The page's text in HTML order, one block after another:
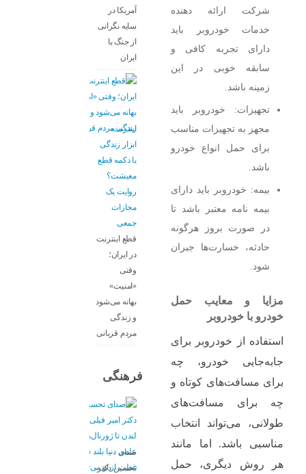
شرکت ارائه دهنده
خدمات خودروبر باید
دارای تجربه کافی و
سابقه خوبی در این
زمینه باشد.
تجهیزات: خودروبر باید
مجهز به تجهیزات مناسب
برای حمل انواع خودرو
باشد.
بیمه: خودروبر باید دارای
بیمه نامه معتبر باشد تا
در صورت بروز هرگونه
حادثه، خسارت‌ها جبران
شود.
مزایا و معایب حمل
خودرو با خودروبر
استفاده از خودروبر برای
جابه‌جایی خودرو، چه
برای مسافت‌های کوتاه و
چه برای مسافت‌های
طولانی، می‌تواند انتخاب
مناسبی باشد. اما مانند
هر روش دیگری، حمل
آمریکا در
سایه نگرانی
از جنگ با
ایران
اینترنت،
ابزار زندگی
یا دکمه قطع
معیشت؟
روایت یک
مجازات
جمعی
قطع اینترنت
در ایران؛
وقتی
«امنیت»
بهانه می‌شود
و زندگی
مردم قربانی
فرهنگی
صدای
تحسین دکتر